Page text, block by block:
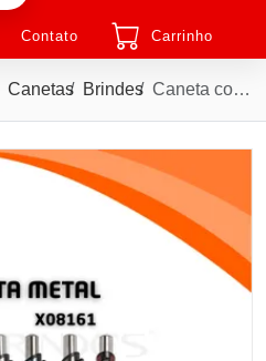
Contato Carrinho
Canetas Brindes Caneta corpo em Metal com carga Azul e Acionamento por Clique X08161